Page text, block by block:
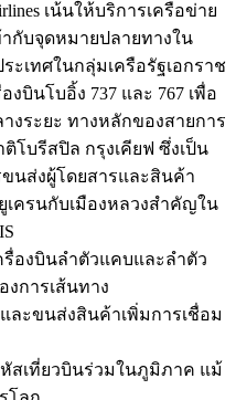
เน้นให้บริการเครือข่าย
กับจุดหมายปลายทางใน
ะเทศในกลุ่มเครือรัฐเอกราช
งบินโบอิ้ง 737 และ 767 เพื่อ
งระยะ ทางหลักของสายการ
บรีสปิล กรุงเคียฟ ซึ่งเป็น
นส่งผู้โดยสารและสินค้า
เครนกับเมืองหลวงสำคัญใน
องบินลำตัวแคบและลำตัว
งการเส้นทาง
ละขนส่งสินค้าเพิ่มการเชื่อม
เที่ยวบินร่วมในภูมิภาค แม้